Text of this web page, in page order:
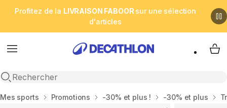
Profitez de la LIVRAISON FABOOR sur une sélection
d'articles
Menu
Open search
My
Accueil
Mes sports Promotions -30% et plus ! -30% et plus